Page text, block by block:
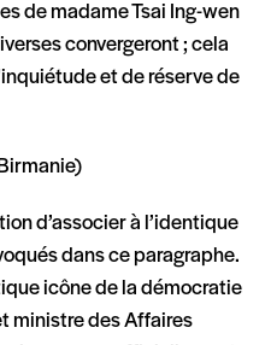
de madame Tsai Ing-wen
convergeront ; cela
et de réserve de
d’associer à l’identique
dans ce paragraphe.
icône de la démocratie
ministre des Affaires